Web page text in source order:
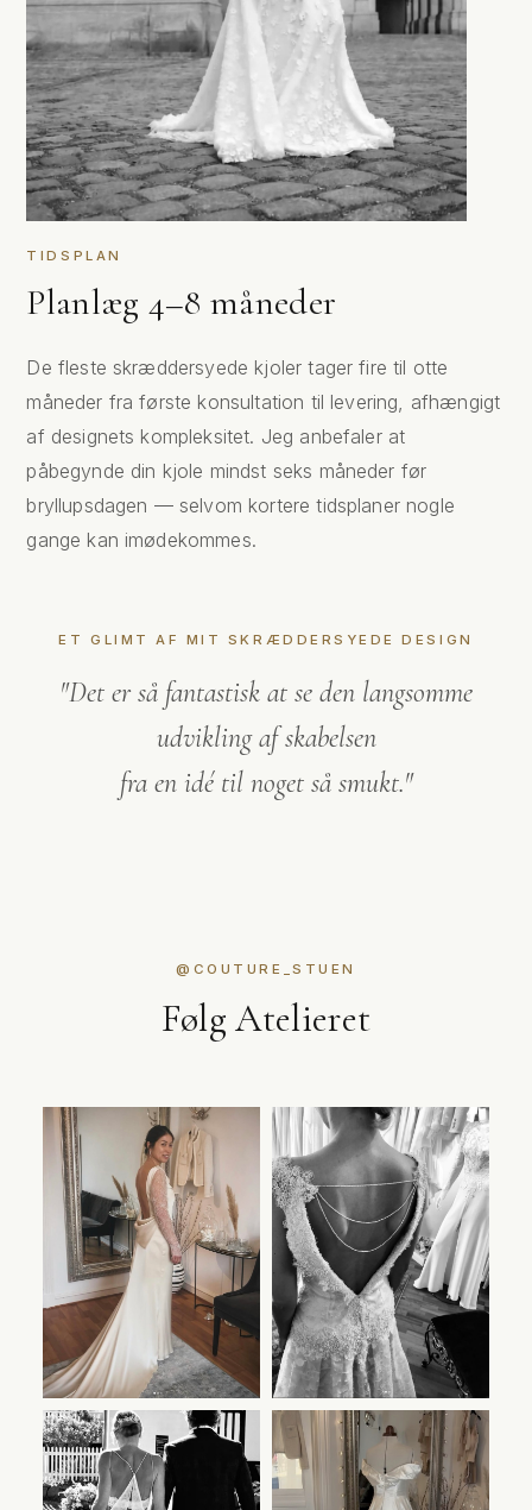
TIDSPLAN
Planlæg 4–8 måneder
De fleste skræddersyede kjoler tager fire til otte
måneder fra første konsultation til levering, afhængigt
af designets kompleksitet. Jeg anbefaler at
påbegynde din kjole mindst seks måneder før
bryllupsdagen — selvom kortere tidsplaner nogle
gange kan imødekommes.
ET GLIMT AF MIT SKRÆDDERSYEDE DESIGN
"Det er så fantastisk at se den langsomme
udvikling af skabelsen
fra en idé til noget så smukt."
@COUTURE_STUEN
Følg Atelieret